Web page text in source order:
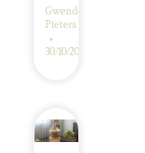
Gwendolyn
Pieters
30/10/2025